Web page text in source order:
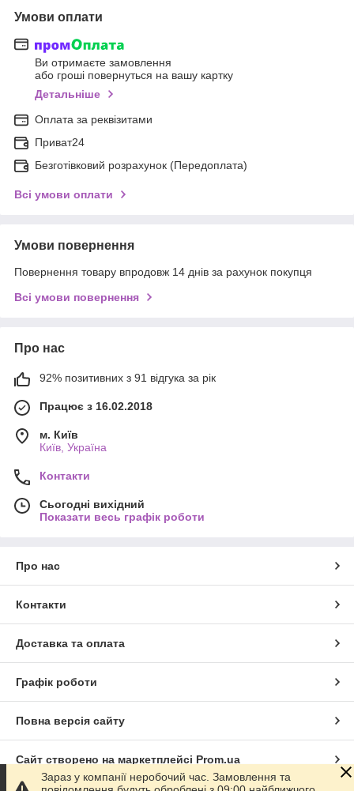
Умови оплати
Ви отримаєте замовлення
або гроші повернуться на вашу картку
Детальніше
Оплата за реквізитами
Приват24
Безготівковий розрахунок (Передоплата)
Всі умови оплати
Умови повернення
Повернення товару впродовж 14 днів за рахунок покупця
Всі умови повернення
Про нас
92% позитивних з 91 відгука за рік
Працює з 16.02.2018
м. Київ
Київ, Україна
Контакти
Сьогодні вихідний
Показати весь графік роботи
Про нас
Контакти
Доставка та оплата
Графік роботи
Повна версія сайту
Сайт створено на маркетплейсі Prom.ua
Зараз у компанії неробочий час. Замовлення та